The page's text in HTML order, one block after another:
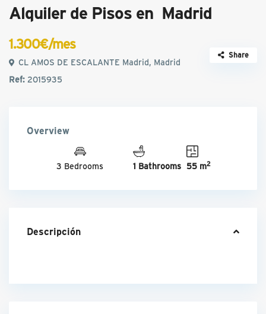
Alquiler de Pisos en Madrid
1.300€/mes
CL AMOS DE ESCALANTE Madrid, Madrid
Ref:2015935
Share
Overview
3 Bedrooms 1 Bathrooms 55 m2
Descripción